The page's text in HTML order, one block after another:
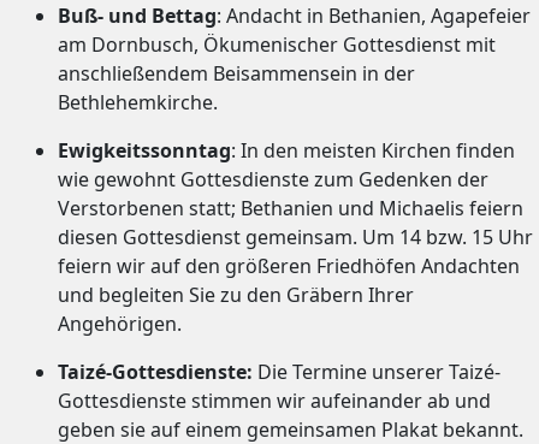
Buß- und Bettag: Andacht in Bethanien, Agapefeier
am Dornbusch, Ökumenischer Gottesdienst mit
anschließendem Beisammensein in der
Bethlehemkirche.
Ewigkeitssonntag: In den meisten Kirchen finden
wie gewohnt Gottesdienste zum Gedenken der
Verstorbenen statt; Bethanien und Michaelis feiern
diesen Gottesdienst gemeinsam. Um 14 bzw. 15 Uhr
feiern wir auf den größeren Friedhöfen Andachten
und begleiten Sie zu den Gräbern Ihrer
Angehörigen.
Taizé-Gottesdienste: Die Termine unserer Taizé-
Gottesdienste stimmen wir aufeinander ab und
geben sie auf einem gemeinsamen Plakat bekannt.